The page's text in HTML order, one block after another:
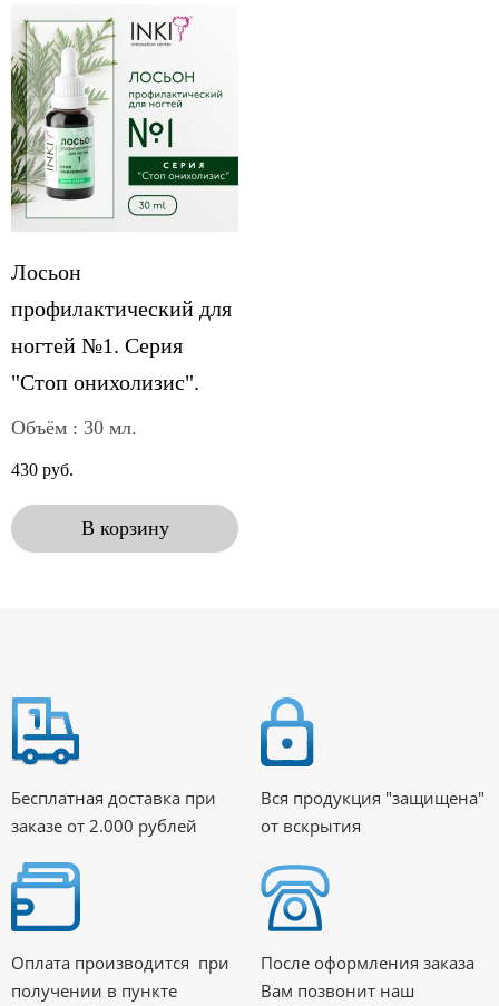
Лосьон
профилактический для
ногтей №1. Серия
"Стоп онихолизис".
Объём : 30 мл.
430 руб.
В корзину
Бесплатная доставка при
заказе от 2.000 рублей
Вся продукция "защищена"
от вскрытия
Оплата производится при
получении в пункте
После оформления заказа
Вам позвонит наш